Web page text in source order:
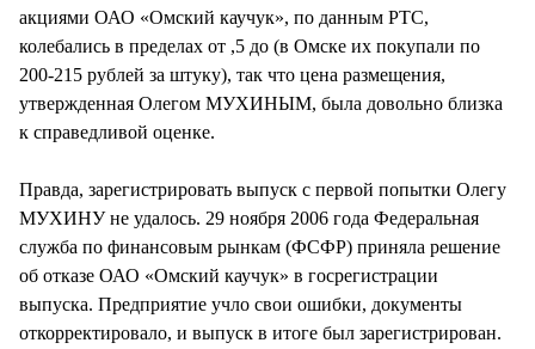
акциями ОАО «Омский каучук», по данным РТС,
колебались в пределах от ,5 до (в Омске их покупали по
200-215 рублей за штуку), так что цена размещения,
утвержденная Олегом МУХИНЫМ, была довольно близка
к справедливой оценке.
Правда, зарегистрировать выпуск с первой попытки Олегу
МУХИНУ не удалось. 29 ноября 2006 года Федеральная
служба по финансовым рынкам (ФСФР) приняла решение
об отказе ОАО «Омский каучук» в госрегистрации
выпуска. Предприятие учло свои ошибки, документы
откорректировало, и выпуск в итоге был зарегистрирован.